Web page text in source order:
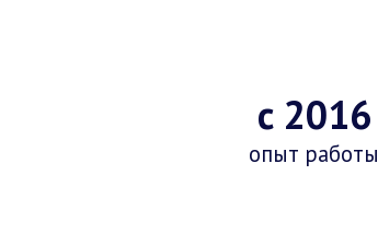
с 2016
опыт работы